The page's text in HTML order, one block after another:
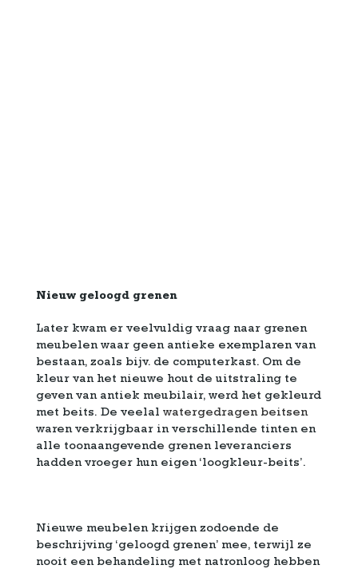
Nieuw geloogd grenen
Later kwam er veelvuldig vraag naar grenen
meubelen waar geen antieke exemplaren van
bestaan, zoals bijv. de computerkast. Om de
kleur van het nieuwe hout de uitstraling te
geven van antiek meubilair, werd het gekleurd
met beits. De veelal watergedragen beitsen
waren verkrijgbaar in verschillende tinten en
alle toonaangevende grenen leveranciers
hadden vroeger hun eigen ‘loogkleur-beits’.
Nieuwe meubelen krijgen zodoende de
beschrijving ‘geloogd grenen’ mee, terwijl ze
nooit een behandeling met natronloog hebben